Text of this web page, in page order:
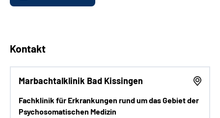
Kontakt
Marbachtalklinik Bad Kissingen
Fachklinik für Erkrankungen rund um das Gebiet der
Psychosomatischen Medizin